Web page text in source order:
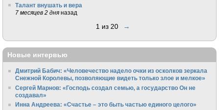
Талант внушать и вера
7 месяцев 2 дня назад
1 из 20 →
Новые интервью
Дмитрий Бабич: «Человечество надело очки из осколков зеркала
Снежной Королевы, позволяющие видеть только злое и мелкое»
Сергей Марнов: «Господь создал семью, а государство Он не
создавал»
Инна Андреева: «Счастье – это быть частью единого целого»